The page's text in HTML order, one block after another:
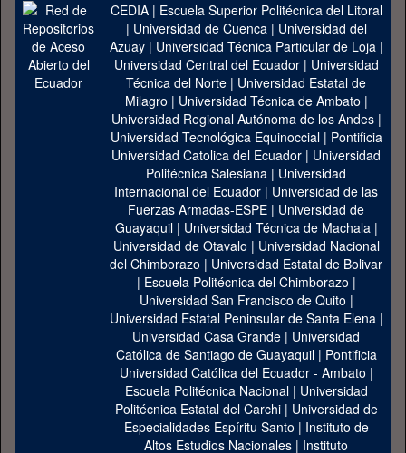
CEDIA| Escuela Superior Politécnica del Litoral
| Universidad de Cuenca| Universidad del
Azuay| Universidad Técnica Particular de Loja|
Universidad Central del Ecuador| Universidad
Técnica del Norte | Universidad Estatal de
Milagro | Universidad Técnica de Ambato |
Universidad Regional Autónoma de los Andes|
Universidad Tecnológica Equinoccial| Pontificia
Universidad Catolica del Ecuador | Universidad
Politécnica Salesiana | Universidad
Internacional del Ecuador | Universidad de las
Fuerzas Armadas-ESPE | Universidad de
Guayaquil| Universidad Técnica de Machala|
Universidad de Otavalo | Universidad Nacional
del Chimborazo | Universidad Estatal de Bolivar
| Escuela Politécnica del Chimborazo |
Universidad San Francisco de Quito |
Universidad Estatal Peninsular de Santa Elena|
Universidad Casa Grande | Universidad
Católica de Santiago de Guayaquil| Pontificia
Universidad Católica del Ecuador - Ambato |
Escuela Politécnica Nacional| Universidad
Politécnica Estatal del Carchi| Universidad de
Especialidades Espíritu Santo | Instituto de
Altos Estudios Nacionales | Instituto